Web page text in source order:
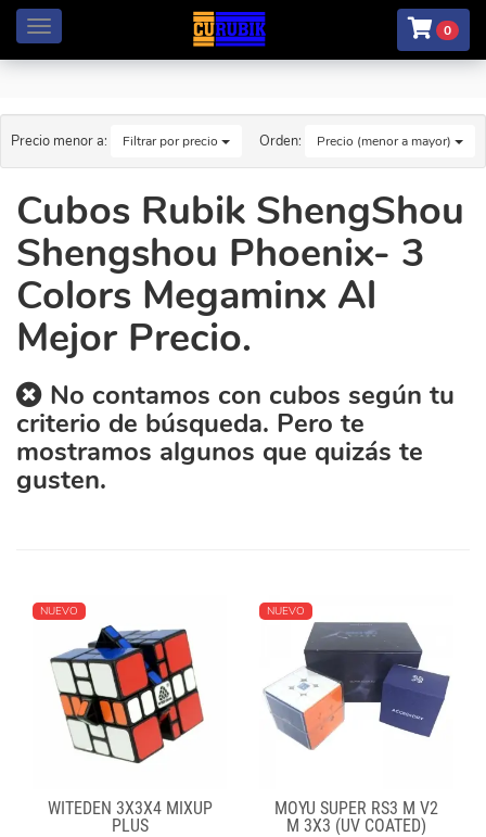
Menú 0
Precio menor a: Filtrar por precio Orden: Precio (menor a mayor)
Cubos Rubik ShengShou
Shengshou Phoenix- 3
Colors Megaminx Al
Mejor Precio.
No contamos con cubos según tu
criterio de búsqueda. Pero te
mostramos algunos que quizás te
gusten.
NUEVO
WITEDEN 3X3X4 MIXUP
PLUS
NUEVO
MOYU SUPER RS3 M V2
M 3X3 (UV COATED)